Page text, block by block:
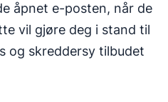
åpnet e-posten, når de
vil gjøre deg i stand til
og skreddersy tilbudet